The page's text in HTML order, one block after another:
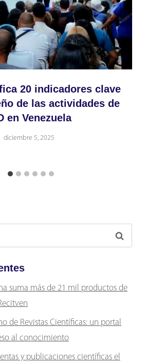
20 indicadores clave
de las actividades de
en Venezuela
diciembre 5, 2025
suma más de 21 mil productos de
de Revistas Científicas: un portal
al conocimiento
y publicaciones científicas el